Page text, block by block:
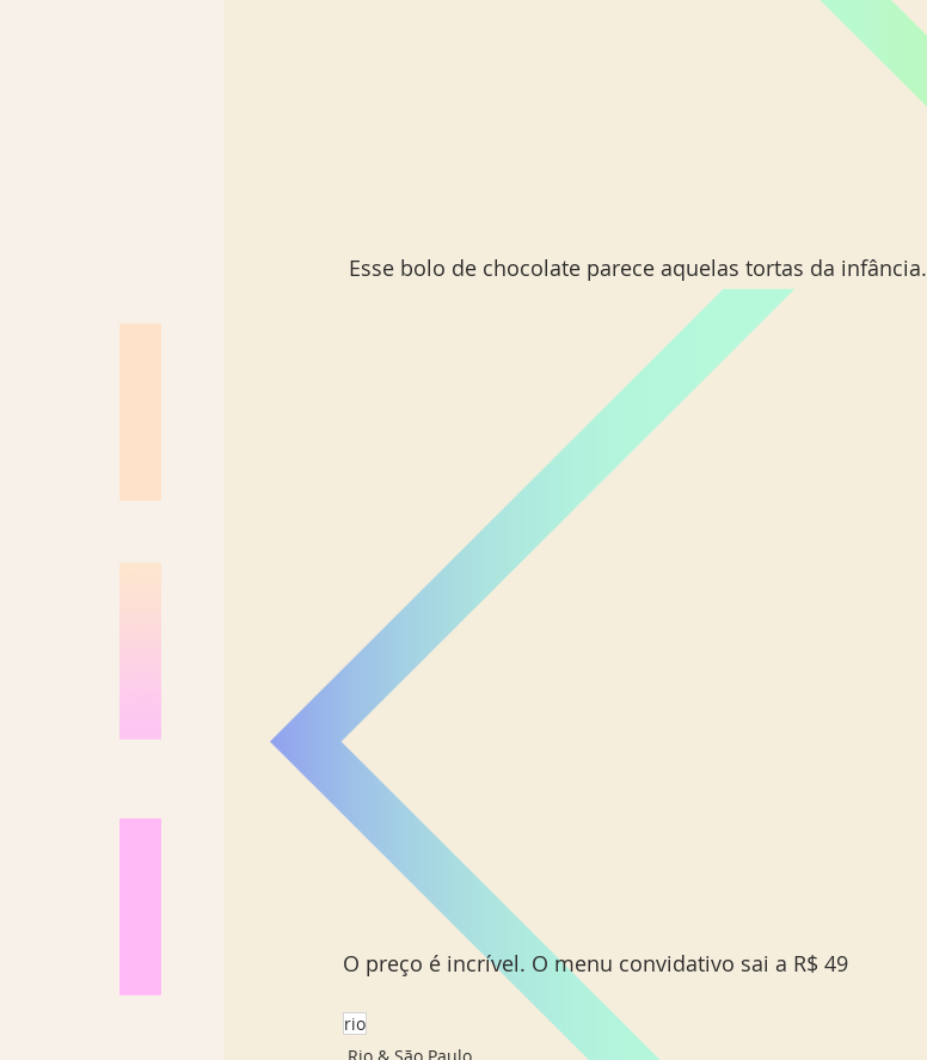
Esse bolo de chocolate parece aquelas tortas da infância.
O preço é incrível. O menu convidativo sai a R$ 49
rio